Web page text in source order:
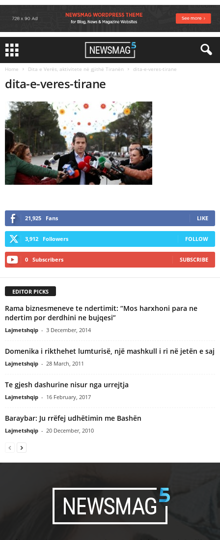
Home Dita e Verës, aktivitete në gjithë Tiranën dita-e-veres-tirane
dita-e-veres-tirane
21,925 Fans LIKE
3,912 Followers FOLLOW
0 Subscribers SUBSCRIBE
EDITOR PICKS
Rama biznesmeneve te ndertimit: “Mos harxhoni para ne
ndertim por derdhini ne bujqesi”
Lajmetshqip - 3 December, 2014
Domenika i rikthehet lumturisë, një mashkull i ri në jetën e saj
Lajmetshqip - 28 March, 2011
Te gjesh dashurine nisur nga urrejtja
Lajmetshqip - 16 February, 2017
Baraybar: Ju rrëfej udhëtimin me Bashën
Lajmetshqip - 20 December, 2010